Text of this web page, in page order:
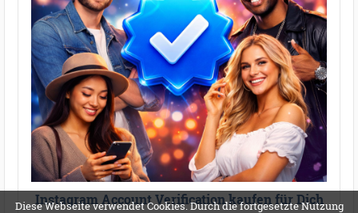
Diese Webseite verwendet Cookies. Durch die fortgesetzte Nutzung
Instagram Account Verification kaufen für Dich